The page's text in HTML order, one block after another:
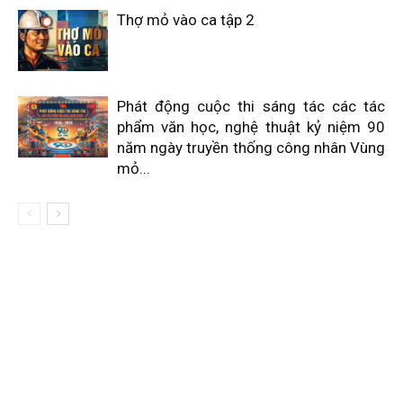
Thợ mỏ vào ca tập 2
Phát động cuộc thi sáng tác các tác
phẩm văn học, nghệ thuật kỷ niệm 90
năm ngày truyền thống công nhân Vùng
mỏ...